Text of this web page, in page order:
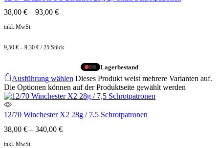
38,00 € – 93,00 €
inkl. MwSt.
9,50 € – 9,30 € /25 Stück
Lagerbestand
Ausführung wählen Dieses Produkt weist mehrere Varianten auf.
Die Optionen können auf der Produktseite gewählt werden
12/70 Winchester X2 28g / 7,5 Schrotpatronen
38,00 € – 340,00 €
inkl. MwSt.